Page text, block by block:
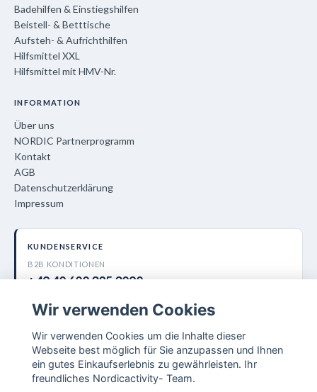
Badehilfen & Einstiegshilfen
Beistell- & Betttische
Aufsteh- & Aufrichthilfen
Hilfsmittel XXL
Hilfsmittel mit HMV-Nr.
INFORMATION
Über uns
NORDIC Partnerprogramm
Kontakt
AGB
Datenschutzerklärung
Impressum
KUNDENSERVICE
B2B KONDITIONEN
+49 40 600 385 3090
info@nordiccare.de
Lokegatan 5, 263 37 Höganäs (SE)
Versorgungsbereiche: Sanitätshäuser · Kliniker & Reha-Zentren ·
Wir verwenden Cookies
Wir verwenden Cookies um die Inhalte dieser
Webseite best möglich für Sie anzupassen und Ihnen
ein gutes Einkaufserlebnis zu gewährleisten. Ihr
freundliches Nordicactivity- Team.